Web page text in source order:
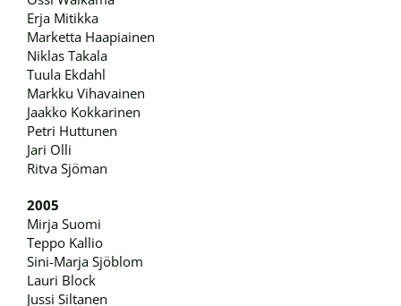
Erja Mitikka
Marketta Haapiainen
Niklas Takala
Tuula Ekdahl
Markku Vihavainen
Jaakko Kokkarinen
Petri Huttunen
Jari Olli
Ritva Sjöman
2005
Mirja Suomi
Teppo Kallio
Sini-Marja Sjöblom
Lauri Block
Jussi Siltanen